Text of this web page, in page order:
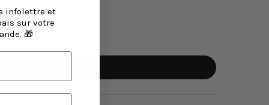
infolettre et
sur votre
🎁